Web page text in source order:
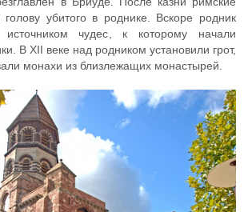
убитого в роднике. Вскоре родник
чудес, к которому начали
В XII веке над родником установили грот,
монахи из близлежащих монастырей.